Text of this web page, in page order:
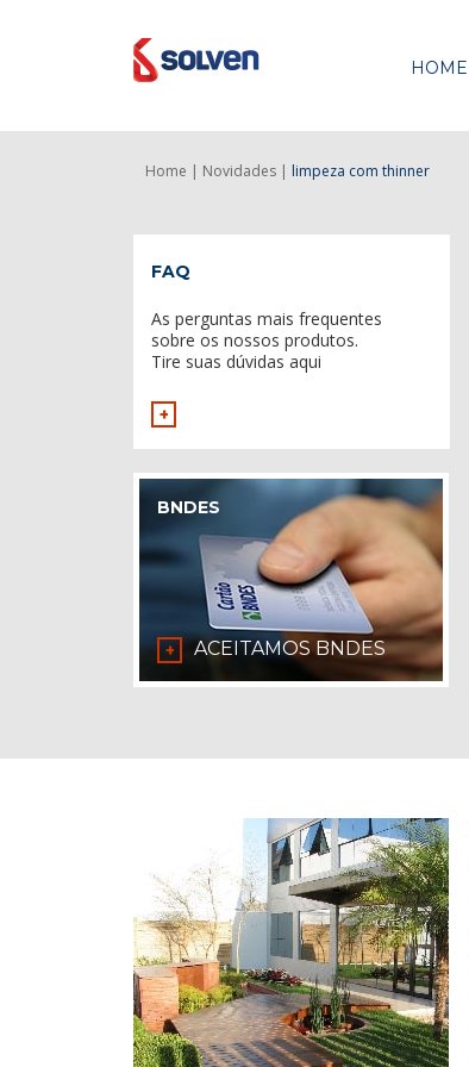
HOME
Home | Novidades | limpeza com thinner
FAQ
As perguntas mais frequentes
sobre os nossos produtos.
Tire suas dúvidas aqui
+
BNDES
+ ACEITAMOS BNDES